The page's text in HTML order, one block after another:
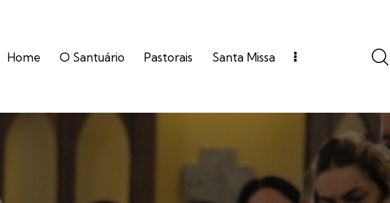
Home O Santuário Pastorais Santa Missa